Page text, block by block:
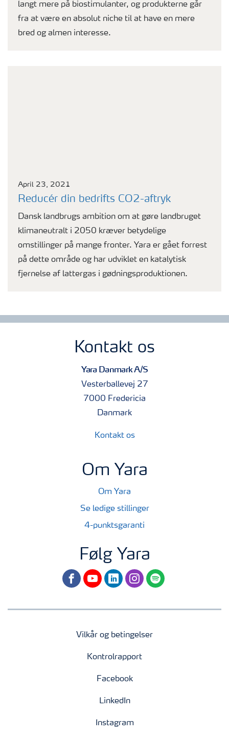
langt mere på biostimulanter, og produkterne går
fra at være en absolut niche til at have en mere
bred og almen interesse.
April 23, 2021
Reducér din bedrifts CO2-aftryk
Dansk landbrugs ambition om at gøre landbruget
klimaneutralt i 2050 kræver betydelige
omstillinger på mange fronter. Yara er gået forrest
på dette område og har udviklet en katalytisk
fjernelse af lattergas i gødningsproduktionen.
Kontakt os
Yara Danmark A/S
Vesterballevej 27
7000 Fredericia
Danmark
Kontakt os
Om Yara
Om Yara
Se ledige stillinger
4-punktsgaranti
Følg Yara
facebookyoutubelinkedininstagram
spotify
Vilkår og betingelser
Kontrolrapport
Facebook
LinkedIn
Instagram